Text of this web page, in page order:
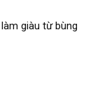
giàu từ bùng